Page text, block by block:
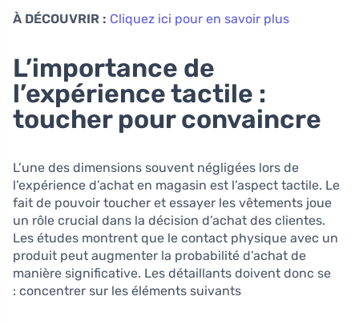
À DÉCOUVRIR : Cliquez ici pour en savoir plus
L’importance de
l’expérience tactile :
toucher pour convaincre
L’une des dimensions souvent négligées lors de
l’expérience d’achat en magasin est l’aspect tactile. Le
fait de pouvoir toucher et essayer les vêtements joue
un rôle crucial dans la décision d’achat des clientes.
Les études montrent que le contact physique avec un
produit peut augmenter la probabilité d’achat de
manière significative. Les détaillants doivent donc se
concentrer sur les éléments suivants :